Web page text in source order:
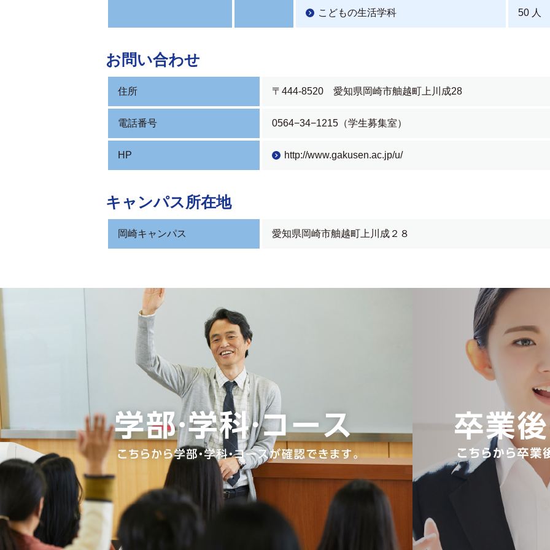
こどもの生活学科 50 人
お問い合わせ
住所 〒444-8520 愛知県岡崎市舳越町上川成28
電話番号 0564−34−1215（学生募集室）
HP http://www.gakusen.ac.jp/u/
キャンパス所在地
岡崎キャンパス 愛知県岡崎市舳越町上川成２８